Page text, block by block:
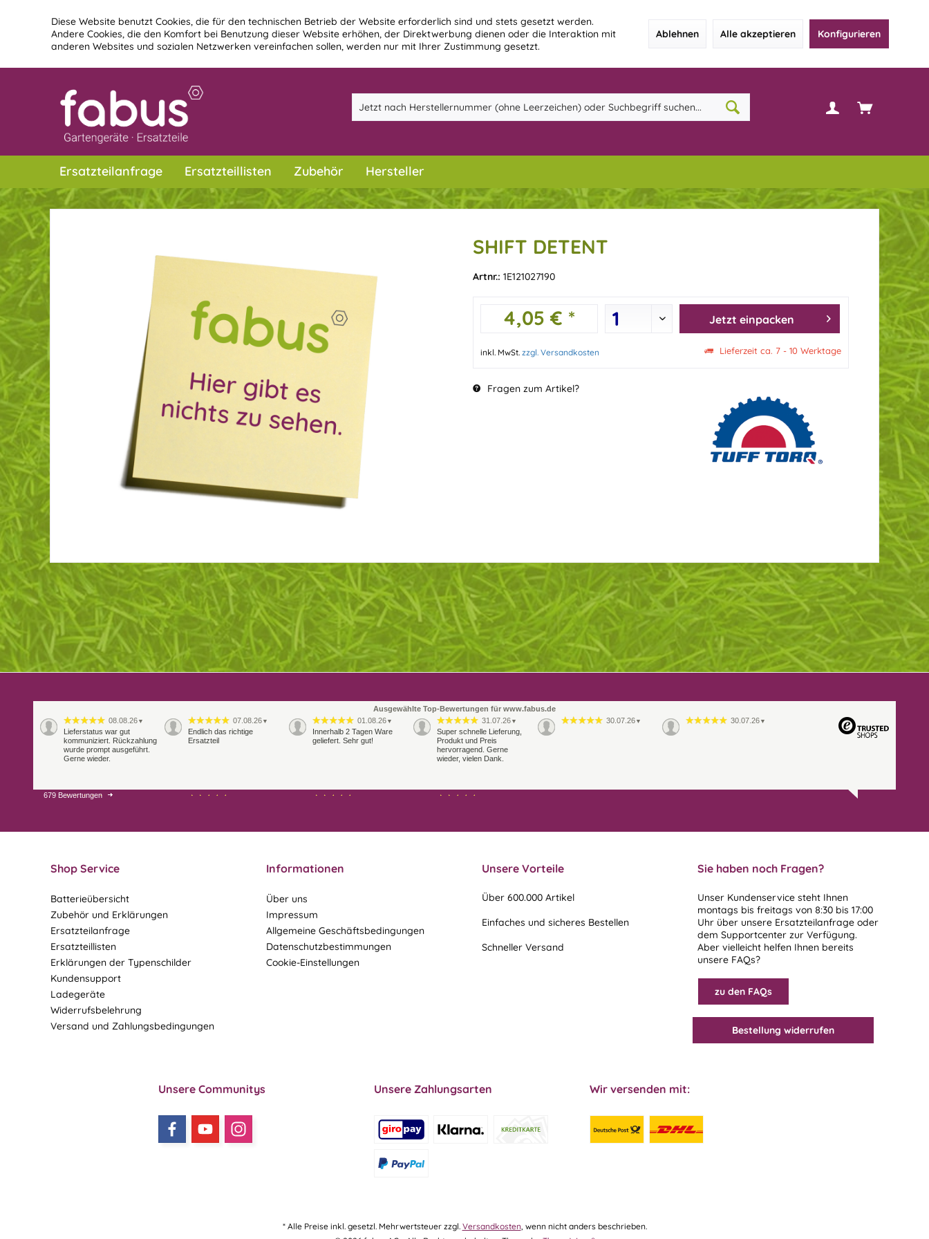
Diese Website benutzt Cookies, die für den technischen Betrieb der Website erforderlich sind und stets gesetzt werden.
Andere Cookies, die den Komfort bei Benutzung dieser Website erhöhen, der Direktwerbung dienen oder die Interaktion mit
anderen Websites und sozialen Netzwerken vereinfachen sollen, werden nur mit Ihrer Zustimmung gesetzt.
Ablehnen Alle akzeptieren Konfigurieren
Ersatzteilanfrage Ersatzteillisten Zubehör Hersteller
SHIFT DETENT
Artnr.: 1E121027190
4,05 € * Jetzt einpacken
inkl. MwSt. zzgl. Versandkosten Lieferzeit ca. 7 - 10 Werktage
Fragen zum Artikel?
Ausgewählte Top-Bewertungen für www.fabus.de
08.08.26 ▼
Lieferstatus war gut
kommuniziert. Rückzahlung
wurde prompt ausgeführt.
Gerne wieder.
07.08.26 ▼
Endlich das richtige
Ersatzteil
01.08.26 ▼
Innerhalb 2 Tagen Ware
geliefert. Sehr gut!
31.07.26 ▼
Super schnelle Lieferung,
Produkt und Preis
hervorragend. Gerne
wieder, vielen Dank.
30.07.26 ▼ 30.07.26 ▼
29.07.26
679 Bewertungen
Shop Service
Batterieübersicht
Zubehör und Erklärungen
Ersatzteilanfrage
Ersatzteillisten
Erklärungen der Typenschilder
Kundensupport
Ladegeräte
Widerrufsbelehrung
Versand und Zahlungsbedingungen
Informationen
Über uns
Impressum
Allgemeine Geschäftsbedingungen
Datenschutzbestimmungen
Cookie-Einstellungen
Unsere Vorteile
Über 600.000 Artikel
Einfaches und sicheres Bestellen
Schneller Versand
Sie haben noch Fragen?
Unser Kundenservice steht Ihnen
montags bis freitags von 8:30 bis 17:00
Uhr über unsere Ersatzteilanfrage oder
dem Supportcenter zur Verfügung.
Aber vielleicht helfen Ihnen bereits
unsere FAQs?
zu den FAQs
Bestellung widerrufen
Unsere Communitys Unsere Zahlungsarten Wir versenden mit:
* Alle Preise inkl. gesetzl. Mehrwertsteuer zzgl. Versandkosten, wenn nicht anders beschrieben.